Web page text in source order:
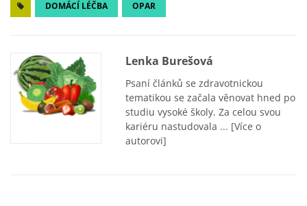
DOMÁCÍ LÉČBA OPAR
Lenka Burešová
Psaní článků se zdravotnickou
tematikou se začala věnovat hned po
studiu vysoké školy. Za celou svou
kariéru nastudovala ... [Více o
autorovi]